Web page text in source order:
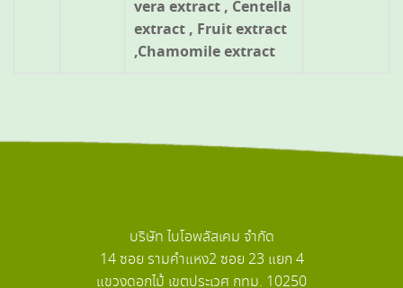
vera extract , Centella
extract , Fruit extract
,Chamomile extract
บริษัท ไบโอพลัสเคม จำกัด
14 ซอย รามคำแหง2 ซอย 23 แยก 4
แขวงดอกไม้ เขตประเวศ กทม. 10250